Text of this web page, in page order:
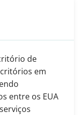
de
em
entre os EUA